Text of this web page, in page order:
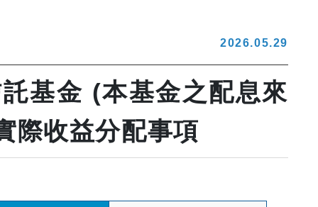
2026.05.29
基金 (本基金之配息來
際收益分配事項